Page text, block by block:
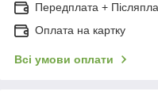
Передплата +
Оплата на картку
Всі умови оплати